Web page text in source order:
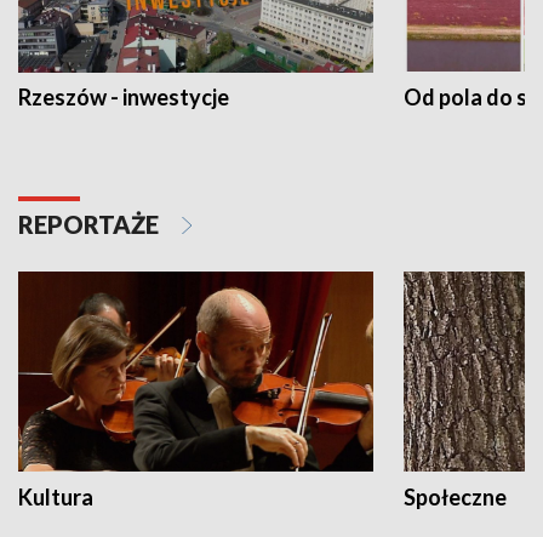
Rzeszów - inwestycje Od pola do
REPORTAŻE
Kultura Społeczne